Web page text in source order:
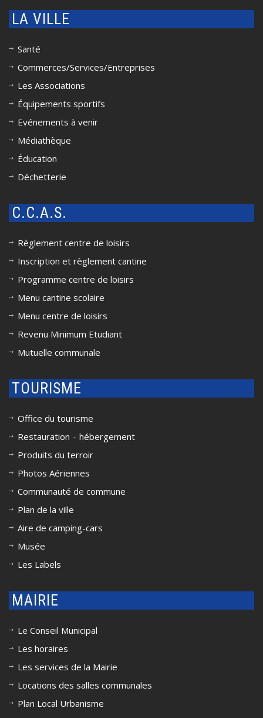
LA VILLE
Santé
Commerces/Services/Entreprises
Les Associations
Équipements sportifs
Evénements à venir
Médiathèque
Éducation
Déchetterie
C.C.A.S.
Règlement centre de loisirs
Inscription et règlement cantine
Programme centre de loisirs
Menu cantine scolaire
Menu centre de loisirs
Revenu Minimum Etudiant
Mutuelle communale
TOURISME
Office du tourisme
Restauration – hébergement
Produits du terroir
Photos Aériennes
Communauté de commune
Plan de la ville
Aire de camping-cars
Musée
Les Labels
MAIRIE
Le Conseil Municipal
Les horaires
Les services de la Mairie
Locations des salles communales
Plan Local Urbanisme